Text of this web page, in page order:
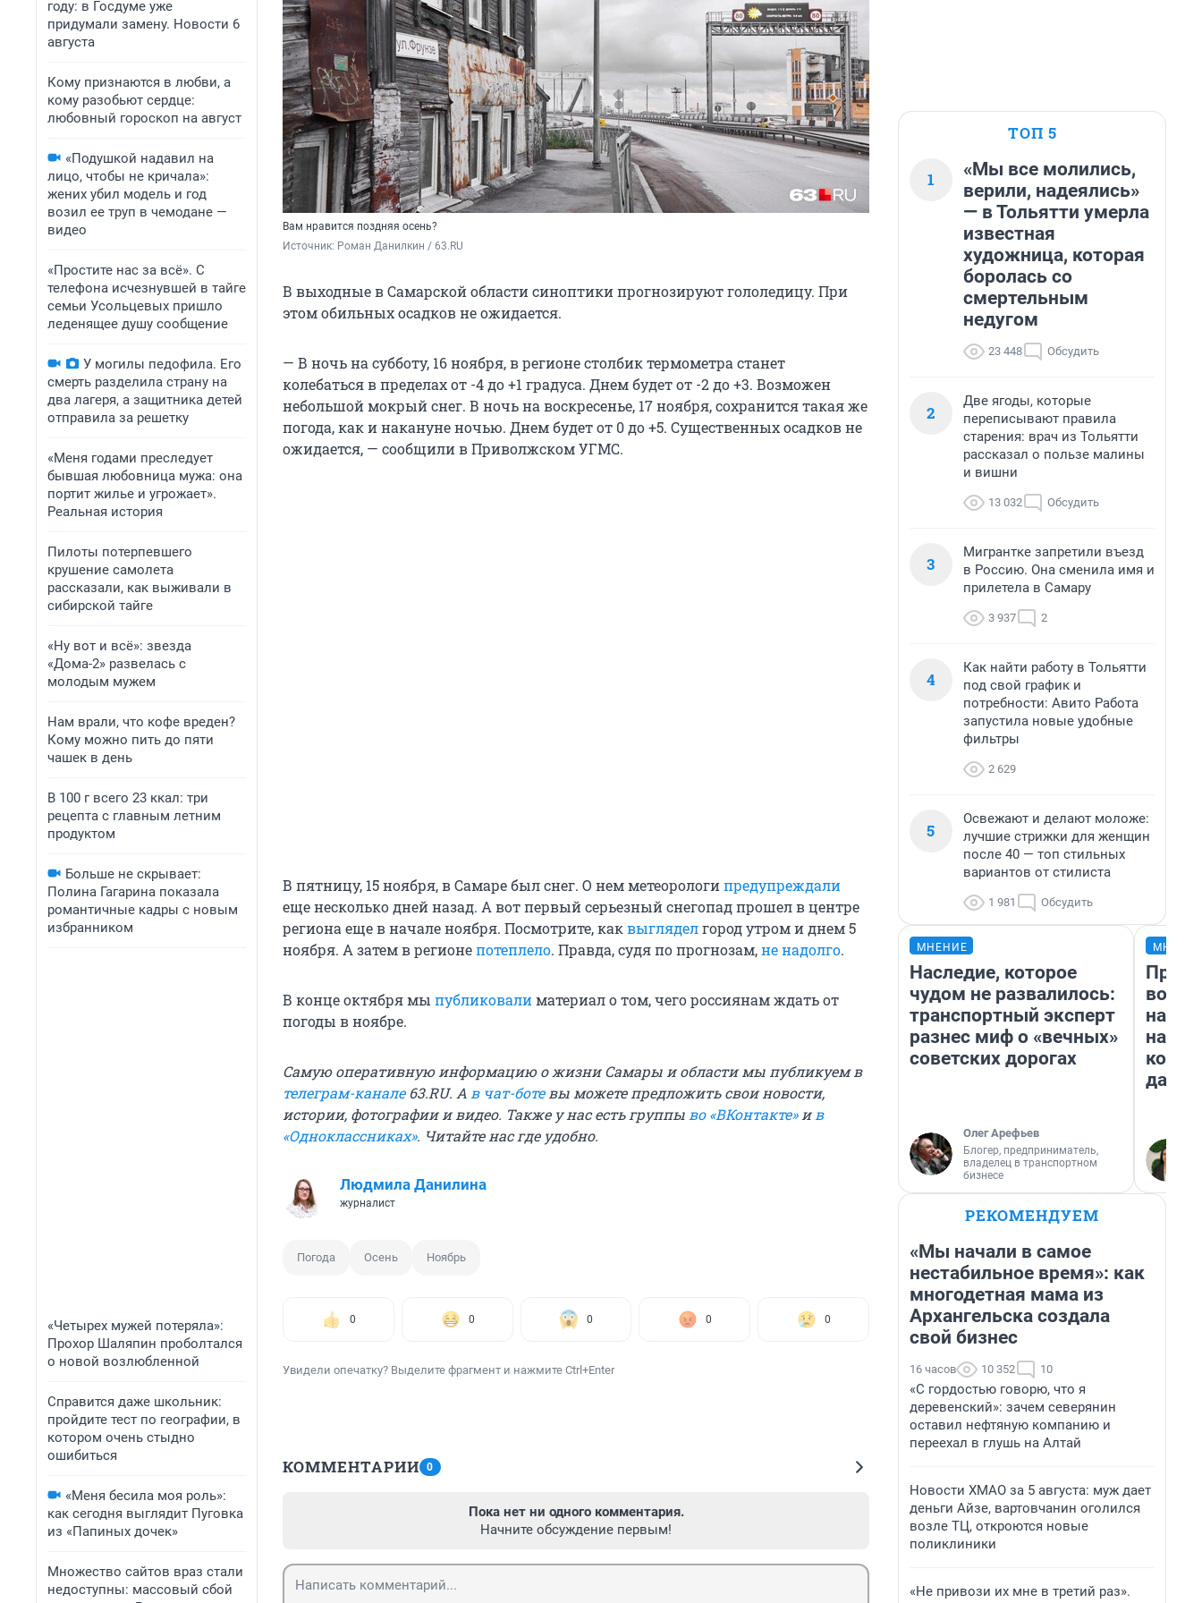
году: в Госдуме уже
придумали замену. Новости 6
августа
Кому признаются в любви, а
кому разобьют сердце:
любовный гороскоп на август
«Подушкой надавил на
лицо, чтобы не кричала»:
жених убил модель и год
возил ее труп в чемодане —
видео
«Простите нас за всё». С
телефона исчезнувшей в тайге
семьи Усольцевых пришло
леденящее душу сообщение
У могилы педофила. Его
смерть разделила страну на
два лагеря, а защитника детей
отправила за решетку
«Меня годами преследует
бывшая любовница мужа: она
портит жилье и угрожает».
Реальная история
Пилоты потерпевшего
крушение самолета
рассказали, как выживали в
сибирской тайге
«Ну вот и всё»: звезда
«Дома-2» развелась с
молодым мужем
Нам врали, что кофе вреден?
Кому можно пить до пяти
чашек в день
В 100 г всего 23 ккал: три
рецепта с главным летним
продуктом
Больше не скрывает:
Полина Гагарина показала
романтичные кадры с новым
избранником
«Четырех мужей потеряла»:
Прохор Шаляпин проболтался
о новой возлюбленной
Справится даже школьник:
пройдите тест по географии, в
котором очень стыдно
ошибиться
«Меня бесила моя роль»:
как сегодня выглядит Пуговка
из «Папиных дочек»
Множество сайтов враз стали
недоступны: массовый сбой
Вам нравится поздняя осень?
Источник: Роман Данилкин / 63.RU
В выходные в Самарской области синоптики прогнозируют гололедицу. При
этом обильных осадков не ожидается.
— В ночь на субботу, 16 ноября, в регионе столбик термометра станет
колебаться в пределах от -4 до +1 градуса. Днем будет от -2 до +3. Возможен
небольшой мокрый снег. В ночь на воскресенье, 17 ноября, сохранится такая же
погода, как и накануне ночью. Днем будет от 0 до +5. Существенных осадков не
ожидается, — сообщили в Приволжском УГМС.
В пятницу, 15 ноября, в Самаре был снег. О нем метеорологипредупреждали
еще несколько дней назад. А вот первый серьезный снегопад прошел в центре
региона еще в начале ноября. Посмотрите, каквыгляделгород утром и днем 5
ноября. А затем в регионепотеплело. Правда, судя по прогнозам,не надолго.
В конце октября мы публиковалиматериал о том, чего россиянам ждать от
погоды в ноябре.
Самую оперативную информацию о жизни Самары и области мы публикуем в
телеграм-канале63.RU. А в чат-ботевы можете предложить свои новости,
истории, фотографии и видео. Также у нас есть группы во «ВКонтакте»и в
«Одноклассниках». Читайте нас где удобно.
Людмила Данилина
журналист
Погода Осень Ноябрь
0 0 0 0 0
Увидели опечатку? Выделите фрагмент и нажмите Ctrl+Enter
КОММЕНТАРИИ 0
Пока нет ни одного комментария.
Начните обсуждение первым!
ТОП 5
1
«Мы все молились,
верили, надеялись»
— в Тольятти умерла
известная
художница, которая
боролась со
смертельным
недугом
23 448 Обсудить
2
Две ягоды, которые
переписывают правила
старения: врач из Тольятти
рассказал о пользе малины
и вишни
13 032 Обсудить
3
Мигрантке запретили въезд
в Россию. Она сменила имя и
прилетела в Самару
3 937 2
4
Как найти работу в Тольятти
под свой график и
потребности: Авито Работа
запустила новые удобные
фильтры
2 629
5
Освежают и делают моложе:
лучшие стрижки для женщин
после 40 — топ стильных
вариантов от стилиста
1 981 Обсудить
МНЕНИЕ
Наследие, которое
чудом не развалилось:
транспортный эксперт
разнес миф о «вечных»
советских дорогах
Олег Арефьев
Блогер, предприниматель,
владелец в транспортном
бизнесе
нам
даже
РЕКОМЕНДУЕМ
«Мы начали в самое
нестабильное время»: как
многодетная мама из
Архангельска создала
свой бизнес
16 часов 10 352 10
«С гордостью говорю, что я
деревенский»: зачем северянин
оставил нефтяную компанию и
переехал в глушь на Алтай
Новости ХМАО за 5 августа: муж дает
деньги Айзе, вартовчанин оголился
возле ТЦ, откроются новые
поликлиники
«Не привози их мне в третий раз».